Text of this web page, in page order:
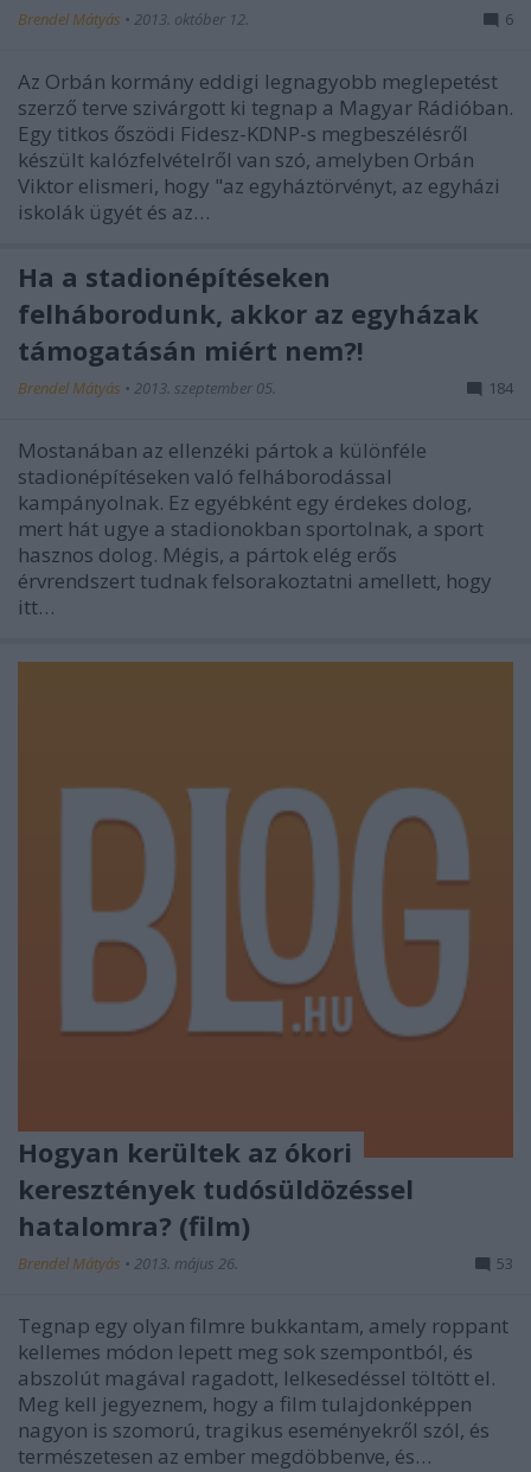
Brendel Mátyás • 2013. október 12. 6
Az Orbán kormány eddigi legnagyobb meglepetést
szerző terve szivárgott ki tegnap a Magyar Rádióban.
Egy titkos őszödi Fidesz-KDNP-s megbeszélésről
készült kalózfelvételről van szó, amelyben Orbán
Viktor elismeri, hogy "az egyháztörvényt, az egyházi
iskolák ügyét és az…
Ha a stadionépítéseken
felháborodunk, akkor az egyházak
támogatásán miért nem?!
Brendel Mátyás • 2013. szeptember 05. 184
Mostanában az ellenzéki pártok a különféle
stadionépítéseken való felháborodással
kampányolnak. Ez egyébként egy érdekes dolog,
mert hát ugye a stadionokban sportolnak, a sport
hasznos dolog. Mégis, a pártok elég erős
érvrendszert tudnak felsorakoztatni amellett, hogy
itt…
Hogyan kerültek az ókori
keresztények tudósüldözéssel
hatalomra? (film)
Brendel Mátyás • 2013. május 26. 53
Tegnap egy olyan filmre bukkantam, amely roppant
kellemes módon lepett meg sok szempontból, és
abszolút magával ragadott, lelkesedéssel töltött el.
Meg kell jegyeznem, hogy a film tulajdonképpen
nagyon is szomorú, tragikus eseményekről szól, és
természetesen az ember megdöbbenve, és…